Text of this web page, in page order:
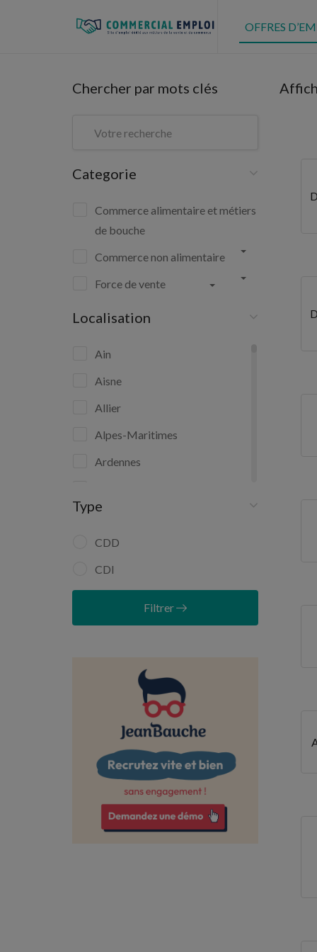
OFFRES
Chercher par mots clés
Categorie
Commerce alimentaire et métiers
de bouche
Commerce non alimentaire
Force de vente
Localisation
Ain
Aisne
Allier
Alpes-Maritimes
Ardennes
Aube
Aude
Aveyron
Bouches-du-Rhône
Charente
Charente-Maritime
Corrèze
Côte-d'Or
Côtes-d'Armor
Type
CDD
CDI
Filtrer